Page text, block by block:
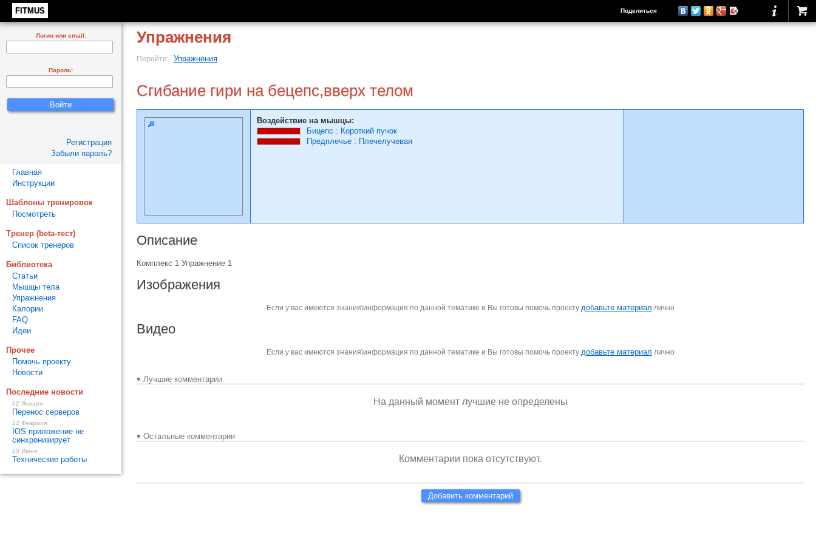
FITMUS Поделиться
Упражнения
Перейти: Упражнения
Сгибание гири на бецепс,вверх телом
Воздействие на мышцы:
Бицепс : Короткий пучок
Предплечье : Плечелучевая
Описание
Комплекс 1 Упражнение 1
Изображения
Если у вас имеются знания\информация по данной тематике и Вы готовы помочь проекту добавьте материал лично
Видео
Если у вас имеются знания\информация по данной тематике и Вы готовы помочь проекту добавьте материал лично
▾ Лучшие комментарии
На данный момент лучшие не определены
▾ Остальные комментарии
Комментарии пока отсутствуют.
Добавить комментарий
Логин или email:
Пароль:
Регистрация
Забыли пароль?
Главная
Инструкции
Шаблоны тренировок
Посмотреть
Тренер (beta-тест)
Список тренеров
Библиотека
Статьи
Мышцы тела
Упражнения
Калории
FAQ
Идеи
Прочее
Помочь проекту
Новости
Последние новости
02 Января
Перенос серверов
22 Февраля
IOS приложение не
синхронизирует
20 Июня
Технические работы